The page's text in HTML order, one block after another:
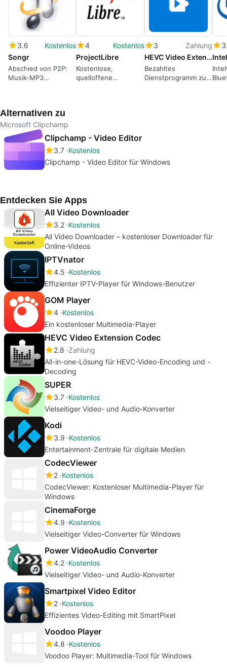
3.6
Kostenlos
Songr
Abschied von P2P:
Musik-MP3
4
Kostenlos
ProjectLibre
Kostenlose,
quelloffene
3
Zahlung
HEVC Video Extensions
Bezahltes
Dienstprogramm zum
Alternativen zu
Microsoft Clipchamp
Clipchamp - Video Editor
3.7 Kostenlos
Clipchamp - Video Editor für Windows
Entdecken Sie Apps
All Video Downloader
3.2 Kostenlos
All Video Downloader – kostenloser Downloader für
Online-Videos
IPTVnator
4.5 Kostenlos
Effizienter IPTV-Player für Windows-Benutzer
GOM Player
4 Kostenlos
Ein kostenloser Multimedia-Player
HEVC Video Extension Codec
2.8 Zahlung
All-in-one-Lösung für HEVC-Video-Encoding und -
Decoding
SUPER
3.7 Kostenlos
Vielseitiger Video- und Audio-Konverter
Kodi
3.9 Kostenlos
Entertainment-Zentrale für digitale Medien
CodecViewer
2 Kostenlos
CodecViewer: Kostenloser Multimedia-Player für
Windows
CinemaForge
4.9 Kostenlos
Vielseitiger Video-Converter für Windows
Power VideoAudio Converter
4.2 Kostenlos
Vielseitiger Video- und Audio-Konverter
Smartpixel Video Editor
2 Kostenlos
Effizientes Video-Editing mit SmartPixel
Voodoo Player
4.8 Kostenlos
Voodoo Player: Multimedia-Tool für Windows